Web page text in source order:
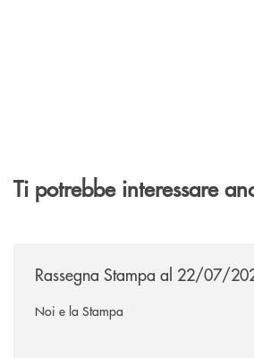
Ti potrebbe interessare
Rassegna Stampa al 22/07/
Noi e la Stampa